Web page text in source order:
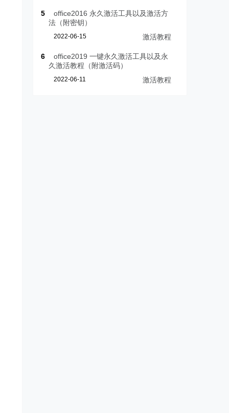
5
office2016 永久激活工具以及激活方
法（附密钥）
2022-06-15 激活教程
6
office2019 一键永久激活工具以及永
久激活教程（附激活码）
2022-06-11 激活教程